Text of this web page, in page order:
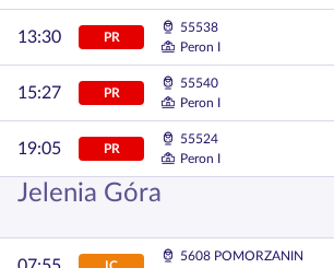
13:30 PR
55538
Peron I
15:27 PR
55540
Peron I
19:05 PR
55524
Peron I
Jelenia Góra
IC
5608 POMORZANIN